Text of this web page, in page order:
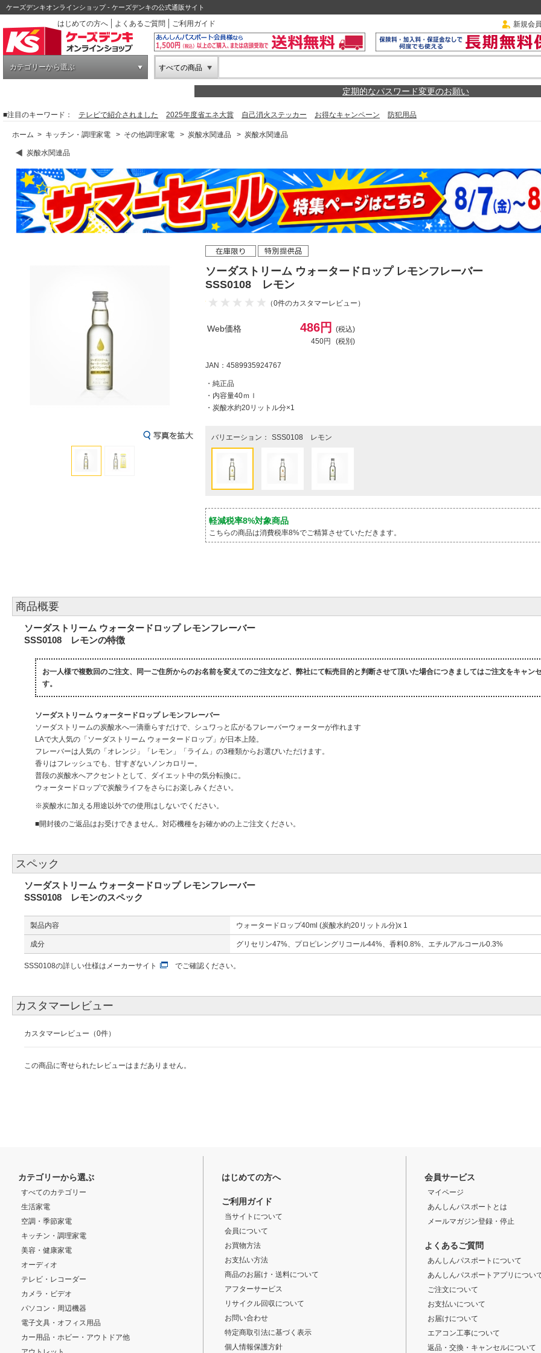
ケーズデンキオンラインショップ - ケーズデンキの公式通販サイト
はじめての方へ
よくあるご質問 ご利用ガイド 新規会
カテゴリーから選ぶ すべての商品
定期的なパスワード変更のお願い
■注目のキーワード： テレビで紹介されました 2025年度省エネ大賞 自己消火ステッカー お得なキャンペーン 防犯用品
ホーム > キッチン・調理家電 > その他調理家電 > 炭酸水関連品 > 炭酸水関連品
炭酸水関連品
ソーダストリーム ウォータードロップ レモンフレーバー
SSS0108 レモン
（0件のカスタマーレビュー）
Web価格 486円
(税込)
450円
(税別)
JAN：4589935924767
・純正品
・内容量40ｍｌ
・炭酸水約20リットル分×1
バリエーション： SSS0108 レモン
軽減税率8%対象商品
こちらの商品は消費税率8%でご精算させていただきます。
商品概要
ソーダストリーム ウォータードロップ レモンフレーバー
SSS0108 レモンの特徴
お一人様で複数回のご注文、同一ご住所からのお名前を変えてのご注文など、弊社にて転売目的と判断させて頂いた場合につきましてはご注文をキャン
す。
ソーダストリーム ウォータードロップ レモンフレーバー
ソーダストリームの炭酸水へ一滴垂らすだけで、シュワっと広がるフレーバーウォーターが作れます
LAで大人気の「ソーダストリーム ウォータードロップ」が日本上陸。
フレーバーは人気の「オレンジ」「レモン」「ライム」の3種類からお選びいただけます。
香りはフレッシュでも、甘すぎないノンカロリー。
普段の炭酸水へアクセントとして、ダイエット中の気分転換に。
ウォータードロップで炭酸ライフをさらにお楽しみください。
※炭酸水に加える用途以外での使用はしないでください。
■開封後のご返品はお受けできません。対応機種をお確かめの上ご注文ください。
スペック
ソーダストリーム ウォータードロップ レモンフレーバー
SSS0108 レモンのスペック
製品内容 ウォータードロップ40ml (炭酸水約20リットル分)x 1
成分 グリセリン47%、プロピレングリコール44%、香料0.8%、エチルアルコール0.3%
SSS0108の詳しい仕様は メーカーサイト でご確認ください。
カスタマーレビュー
カスタマーレビュー（0件）
この商品に寄せられたレビューはまだありません。
カテゴリーから選ぶ
すべてのカテゴリー
生活家電
空調・季節家電
キッチン・調理家電
美容・健康家電
オーディオ
テレビ・レコーダー
カメラ・ビデオ
パソコン・周辺機器
電子文具・オフィス用品
カー用品・ホビー・アウトドア他
はじめての方へ
ご利用ガイド
当サイトについて
会員について
お買物方法
お支払い方法
商品のお届け・送料について
アフターサービス
リサイクル回収について
お問い合わせ
特定商取引法に基づく表示
個人情報保護方針
会員サービス
マイページ
あんしんパスポートとは
メールマガジン登録・停止
よくあるご質問
あんしんパスポートについて
あんしんパスポートアプリについ
ご注文について
お支払いについて
お届けについて
エアコン工事について
返品・交換・キャンセルについて